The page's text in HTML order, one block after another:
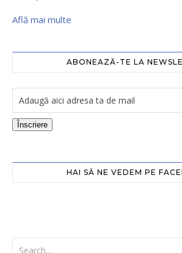
Află mai multe
ABONEAZĂ-TE LA
Înscriere
HAI SĂ NE VEDEM PE